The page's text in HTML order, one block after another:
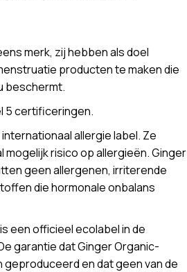
merk, zij hebben als doel
producten te maken die
beschermt.
5 certificeringen.
allergie label. Ze
mogelijk risico op allergieën. Ginger
geen allergenen, irriterende
die hormonale onbalans
een officieel ecolabel in de
garantie dat Ginger Organic-
geproduceerd en dat geen van de